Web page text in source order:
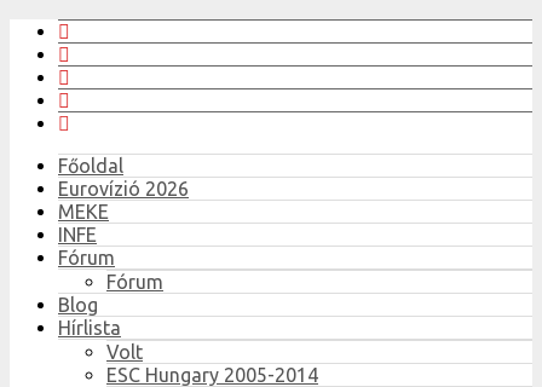
Főoldal
Eurovízió 2026
MEKE
INFE
Fórum
Fórum
Blog
Hírlista
Volt
ESC Hungary 2005-2014